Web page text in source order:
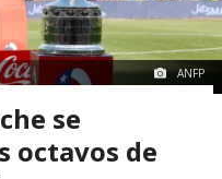
ANFP
se
octavos de